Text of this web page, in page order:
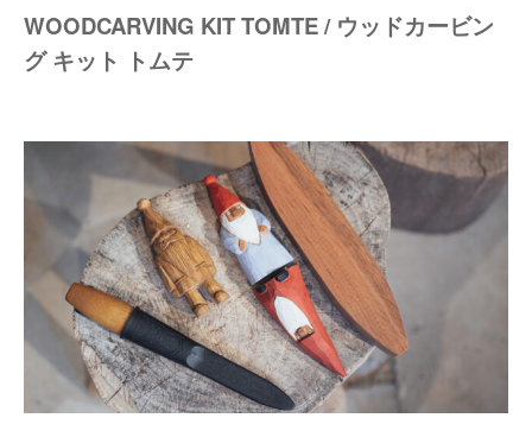
WOODCARVING KIT TOMTE / ウッドカービン
グ キット トムテ